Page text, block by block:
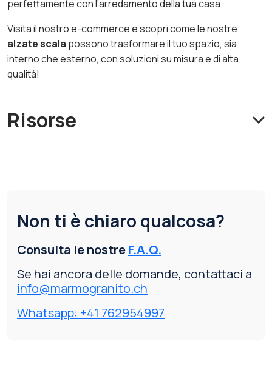
perfettamente con l’arredamento della tua casa.
Visita il nostro e-commerce e scopri come le nostre
alzate scala possono trasformare il tuo spazio, sia
interno che esterno, con soluzioni su misura e di alta
qualità!
Risorse
Non ti è chiaro qualcosa?
Consulta le nostreF.A.Q.
Se hai ancora delle domande, contattaci a
info@marmogranito.ch
Whatsapp: +41 762954997